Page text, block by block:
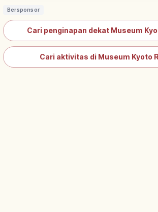
Bersponsor
Cari penginapan dekat Museum
Cari aktivitas di Museum Kyoto